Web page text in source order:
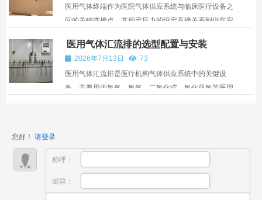
家至关...
医用气体终端作为医院气体供应系统与临床医疗设备之
间的关键连接点，其额定压力的设定直接关系到供气安
靠，我国《医用气体工程技术规范》（GB 50751-
2012）及相关行业标准对各类医用气体终端的额定工
作压力作出了...
医用气体汇流排的选型配置与安装
2026年7月13日
73
医用气体汇流排是医疗机构气体供应系统中的关键设
备，主要用于氧气、氮气、二氧化碳、氧化亚氮等医用
您好！ 请登录
称呼：
邮箱：